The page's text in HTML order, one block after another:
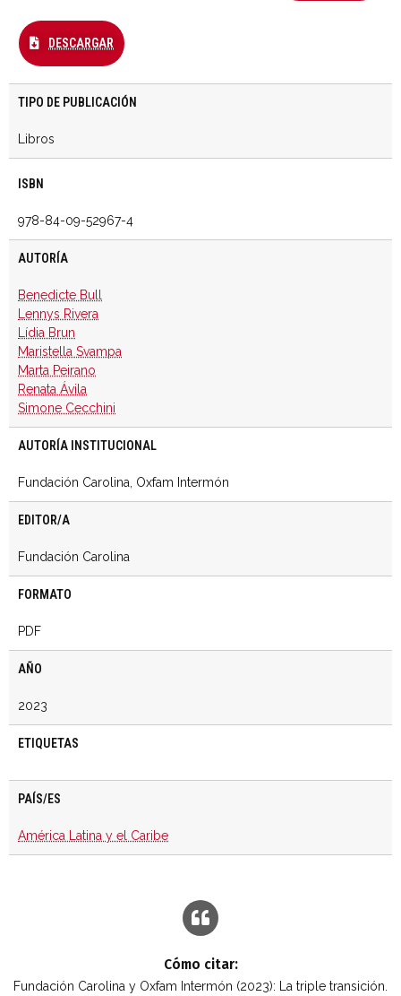
DESCARGAR
TIPO DE PUBLICACIÓN
Libros
ISBN
978-84-09-52967-4
AUTORÍA
Benedicte Bull
Lennys Rivera
Lídia Brun
Maristella Svampa
Marta Peirano
Renata Ávila
Simone Cecchini
AUTORÍA INSTITUCIONAL
Fundación Carolina, Oxfam Intermón
EDITOR/A
Fundación Carolina
FORMATO
PDF
AÑO
2023
ETIQUETAS
PAÍS/ES
América Latina y el Caribe
Cómo citar:
Fundación Carolina y Oxfam Intermón (2023): La triple transición.